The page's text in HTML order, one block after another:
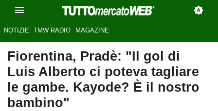
NOTIZIE TMW RADIO MAGAZINE
Fiorentina, Pradè: "Il gol di
Luis Alberto ci poteva tagliare
le gambe. Kayode? È il nostro
bambino"